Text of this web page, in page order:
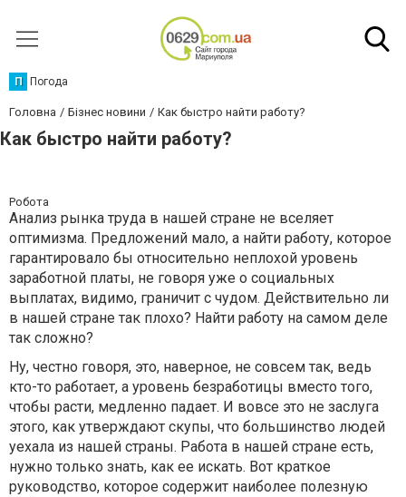
П Погода
Головна Бізнес новини Как быстро найти работу?
Как быстро найти работу?
Робота
Анализ рынка труда в нашей стране не вселяет
оптимизма. Предложений мало, а найти работу, которое
гарантировало бы относительно неплохой уровень
заработной платы, не говоря уже о социальных
выплатах, видимо, граничит с чудом. Действительно ли
в нашей стране так плохо? Найти работу на самом деле
так сложно?
Ну, честно говоря, это, наверное, не совсем так, ведь
кто-то работает, а уровень безработицы вместо того,
чтобы расти, медленно падает. И вовсе это не заслуга
этого, как утверждают скупы, что большинство людей
уехала из нашей страны. Работа в нашей стране есть,
нужно только знать, как ее искать. Вот краткое
руководство, которое содержит наиболее полезную